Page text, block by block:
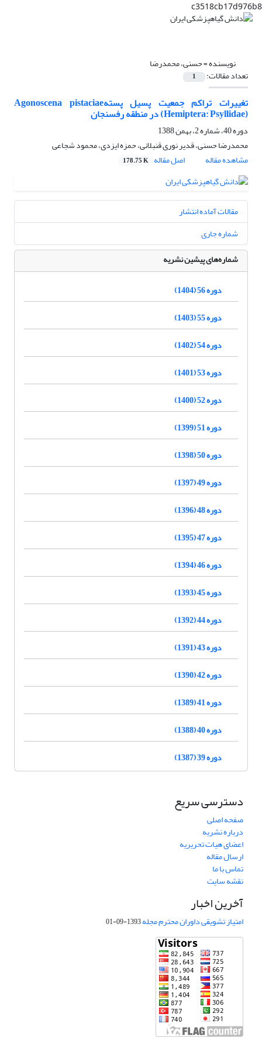
c3518cb17d976b8
نویسنده =حسنی، محمدرضا
تعداد مقالات: 1
تغییرات تراکم جمعیت پسیل پستهAgonoscena pistaciae
(Hemiptera: Psyllidae) در منطقه رفسنجان
دوره 40، شماره 2، بهمن 1388
محمدرضا حسنی، قدیر نوری قنبلانی، حمزه ایزدی، محمود شجاعی
مشاهده مقاله
اصل مقاله 178.75 K
مقالات آماده انتشار
شماره جاری
شماره‌های پیشین نشریه
دوره 56 (1404)
دوره 55 (1403)
دوره 54 (1402)
دوره 53 (1401)
دوره 52 (1400)
دوره 51 (1399)
دوره 50 (1398)
دوره 49 (1397)
دوره 48 (1396)
دوره 47 (1395)
دوره 46 (1394)
دوره 45 (1393)
دوره 44 (1392)
دوره 43 (1391)
دوره 42 (1390)
دوره 41 (1389)
دوره 40 (1388)
دوره 39 (1387)
دسترسی سریع
صفحه اصلی
درباره نشریه
اعضای هیات تحریریه
ارسال مقاله
تماس با ما
نقشه سایت
آخرین اخبار
امتیاز تشویقی داوران محترم مجله1393-09-01